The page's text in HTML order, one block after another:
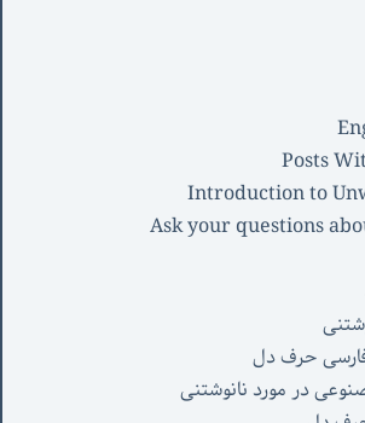
Posts
Introduction to
Ask your questions
حرف دل
در مورد نانوشتنی